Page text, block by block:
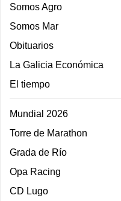
Somos Agro
Somos Mar
Obituarios
La Galicia Económica
El tiempo
Mundial 2026
Torre de Marathon
Grada de Río
Opa Racing
CD Lugo